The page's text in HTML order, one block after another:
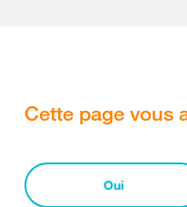
Cette page vous
Oui